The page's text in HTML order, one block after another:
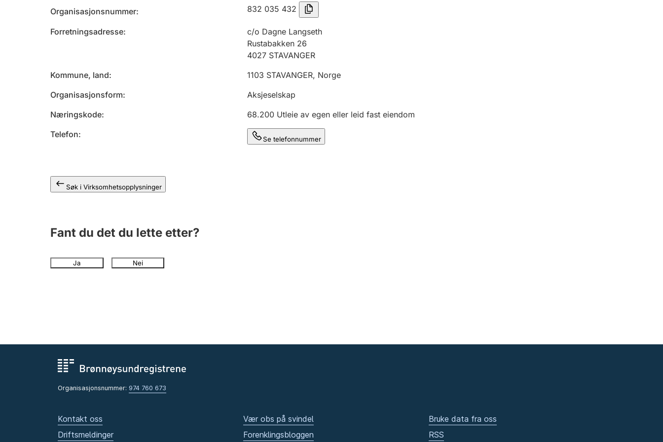
Organisasjonsnummer 832 035 432
Forretningsadresse
c/o Dagne Langseth
Rustabakken 26
4027 STAVANGER
Kommune, land
1103 STAVANGER, Norge
Organisasjonsform
Aksjeselskap
Næringskode
68.200 Utleie av egen eller leid fast eiendom
Telefon
Se telefonnummer
Søk i Virksomhetsopplysninger
Fant du det du lette etter?
Ja Nei
Organisasjonsnummer: 974 760 673
Kontakt oss
Driftsmeldinger
Vær obs på svindel
Forenklingsbloggen
Bruke data fra oss
RSS